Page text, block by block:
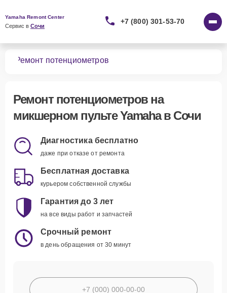
Yamaha Remont Center
Сервис в Сочи
+7 (800) 301-53-70
Ремонт потенциометров
Ремонт потенциометровна
микшерном пульте Yamaha в Сочи
Диагностика бесплатно
даже при отказе от ремонта
Бесплатная доставка
курьером собственной службы
Гарантия до 3 лет
на все виды работ и запчастей
Срочный ремонт
в день обращения от 30 минут